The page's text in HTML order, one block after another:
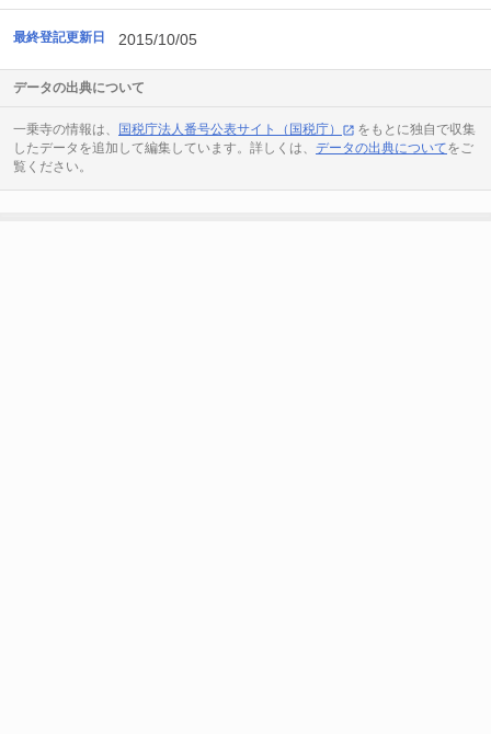
最終登記更新日 2015/10/05
データの出典について
一乗寺の情報は、 国税庁法人番号公表サイト（国税庁）
をもとに独自で収集
したデータを追加して編集しています。詳しくは、 データの出典についてをご
覧ください。